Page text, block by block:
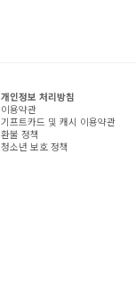
개인정보 처리방침
이용약관
기프트카드 및 캐시 이용약관
환불 정책
청소년 보호 정책